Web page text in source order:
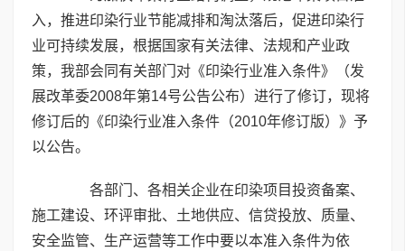
入，推进印染行业节能减排和淘汰落后，促进印染行
业可持续发展，根据国家有关法律、法规和产业政
策，我部会同有关部门对《印染行业准入条件》（发
展改革委2008年第14号公告公布）进行了修订，现将
修订后的《印染行业准入条件（2010年修订版）》予
以公告。
各部门、各相关企业在印染项目投资备案、
施工建设、环评审批、土地供应、信贷投放、质量、
安全监管、生产运营等工作中要以本准入条件为依